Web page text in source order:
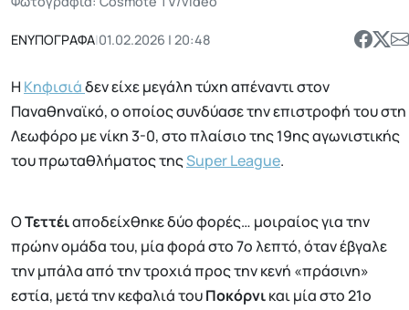
ΕΝΥΠΟΓΡΑΦΑ|01.02.2026 | 20:48
Η Κηφισιάδεν είχε μεγάλη τύχη απέναντι στον
Παναθηναϊκό, ο οποίος συνδύασε την επιστροφή του στη
Λεωφόρο με νίκη 3-0, στο πλαίσιο της 19ης αγωνιστικής
του πρωταθλήματος τηςSuper League.
ΟΤεττέιαποδείχθηκε δύο φορές… μοιραίος για την
πρώην ομάδα του, μία φορά στο 7ο λεπτό, όταν έβγαλε
την μπάλα από την τροχιά προς την κενή «πράσινη»
εστία, μετά την κεφαλιά τουΠοκόρνικαι μία στο 21ο